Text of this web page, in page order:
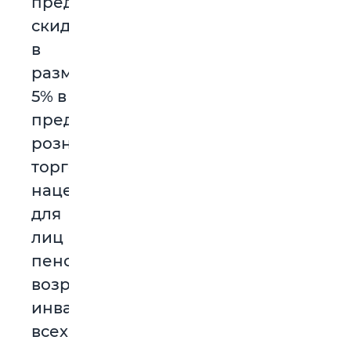
скидку
в
размере
5% в
пределах
розничной
торговой
наценки
для
лиц
пенсионного
возраста,
инвалидов
всех